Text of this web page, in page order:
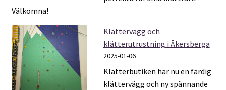
Välkomna!
Klättervägg och
klätterutrustning i Åkersberga
2025-01-06
Klätterbutiken har nu en färdig
klättervägg och ny spännande